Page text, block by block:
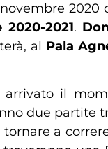
2020
2020-2021.
al Pala
il
due partite
a